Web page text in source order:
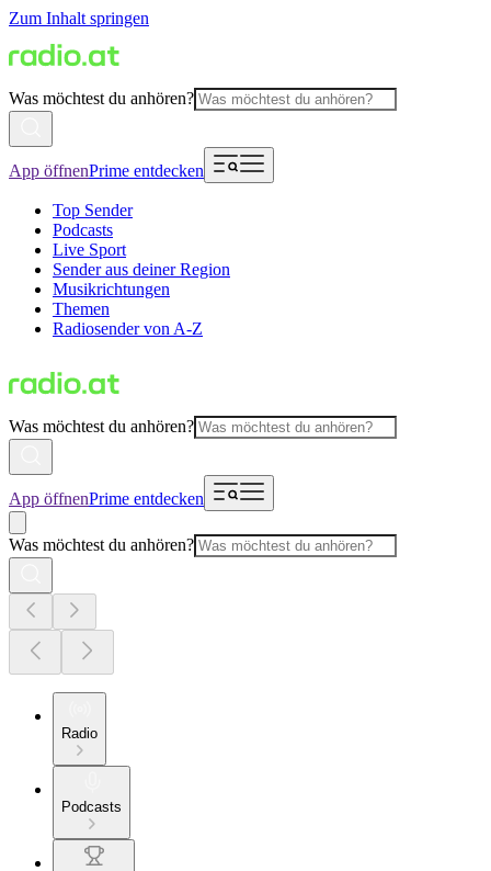
Zum Inhalt springen
Was möchtest du anhören?
App öffnenPrime entdecken
Top Sender
Podcasts
Live Sport
Sender aus deiner Region
Musikrichtungen
Themen
Radiosender von A-Z
Was möchtest du anhören?
App öffnenPrime entdecken
Was möchtest du anhören?
Radio
Podcasts